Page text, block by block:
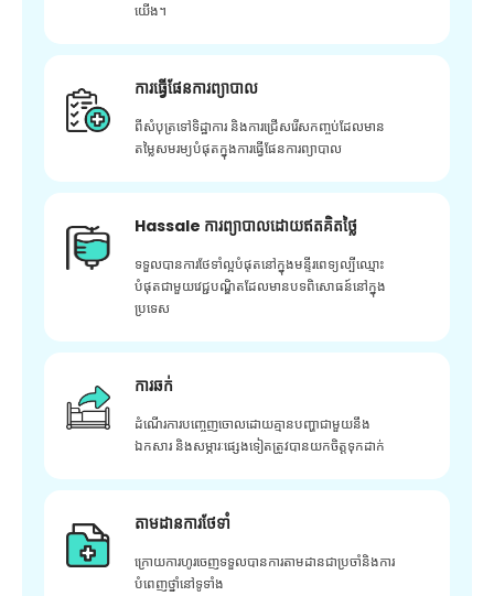
យើង។
ការធ្វើផែនការព្យាបាល
ពីសំបុត្រទៅទិដ្ឋាការ និងការជ្រើសរើសកញ្ចប់ដែលមាន
តម្លៃសមរម្យបំផុតក្នុងការធ្វើផែនការព្យាបាល
Hassale ការព្យាបាលដោយឥតគិតថ្លៃ
ទទួលបានការថែទាំល្អបំផុតនៅក្នុងមន្ទីរពេទ្យល្បីឈ្មោះ
បំផុតជាមួយវេជ្ជបណ្ឌិតដែលមានបទពិសោធន៍នៅក្នុង
ប្រទេស
ការឆក់
ដំណើរការបញ្ចេញចោលដោយគ្មានបញ្ហាជាមួយនឹង
ឯកសារ និងសម្ភារៈផ្សេងទៀតត្រូវបានយកចិត្តទុកដាក់
តាមដានការថែទាំ
ក្រោយ​ការ​ហូរ​ចេញ​ទទួល​បាន​ការ​តាមដាន​ជា​ប្រចាំ​និង​ការ​
បំពេញ​ថ្នាំ​នៅ​ទូទាំង​